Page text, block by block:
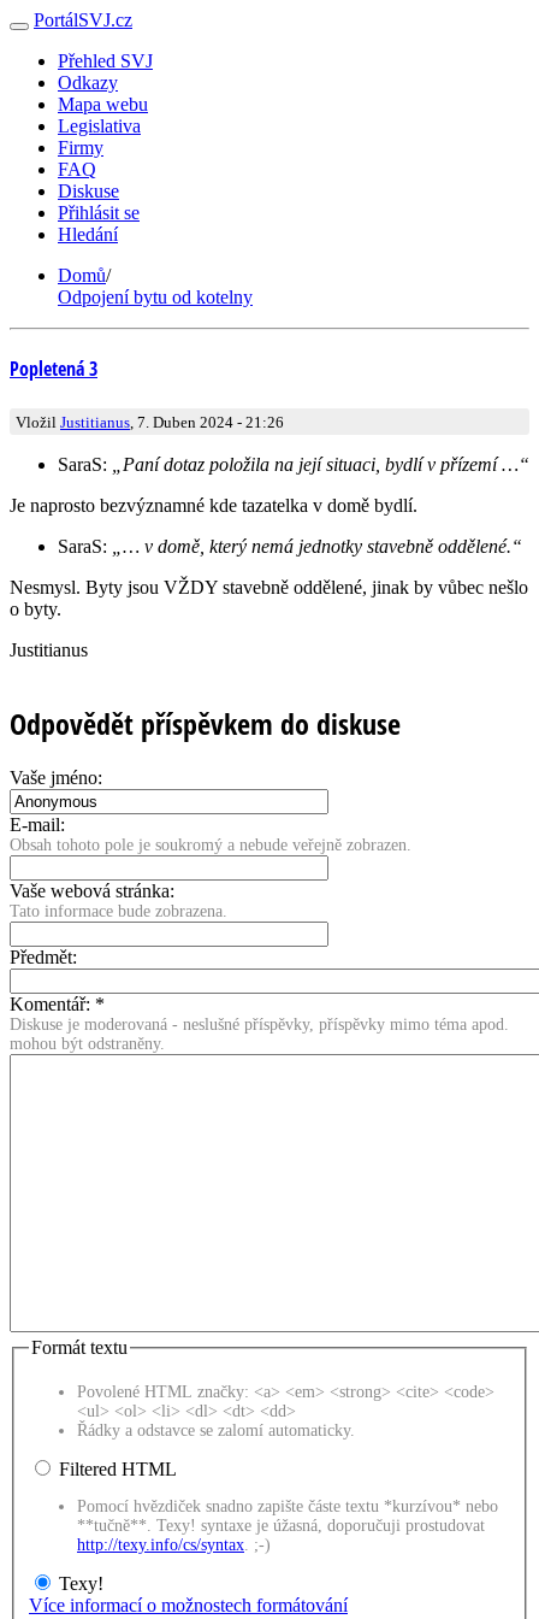
PortálSVJ.cz
Přehled SVJ
Odkazy
Mapa webu
Legislativa
Firmy
FAQ
Diskuse
Přihlásit se
Hledání
Domů/
Odpojení bytu od kotelny
Popletená 3
Vložil Justitianus , 7. Duben 2024 - 21:26
SaraS:
„Paní dotaz položila na její situaci, bydlí v přízemí …“
Je naprosto bezvýznamné kde tazatelka v domě bydlí.
SaraS:
„… v domě, který nemá jednotky stavebně oddělené.“
Nesmysl. Byty jsou VŽDY stavebně oddělené, jinak by vůbec nešlo
o byty.
Justitianus
Odpovědět příspěvkem do diskuse
Vaše jméno:
E-mail:
Obsah tohoto pole je soukromý a nebude veřejně zobrazen.
Vaše webová stránka:
Tato informace bude zobrazena.
Předmět:
Komentář: *
Diskuse je moderovaná - neslušné příspěvky, příspěvky mimo téma apod.
mohou být odstraněny.
Formát textu
Povolené HTML značky: <a> <em> <strong> <cite> <code>
<ul> <ol> <li> <dl> <dt> <dd>
Řádky a odstavce se zalomí automaticky.
Filtered HTML
Pomocí hvězdiček snadno zapište částe textu *kurzívou* nebo
**tučně**. Texy! syntaxe je úžasná, doporučuji prostudovat
http://texy.info/cs/syntax . ;-)
Texy!
Více informací o možnostech formátování